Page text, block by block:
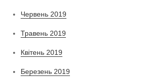
Червень 2019
Травень 2019
Квітень 2019
Березень 2019